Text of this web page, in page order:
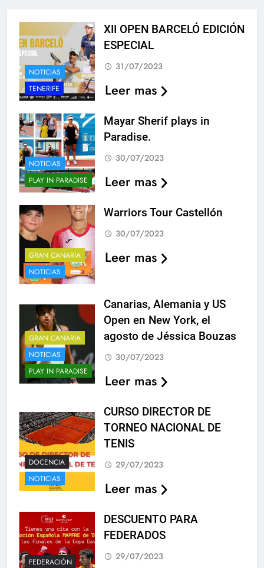
NOTICIAS
TENERIFE
XII OPEN BARCELÓ EDICIÓN
ESPECIAL
31/07/2023
Leer mas
NOTICIAS
PLAY IN PARADISE
Mayar Sherif plays in
Paradise.
30/07/2023
Leer mas
GRAN CANARIA
NOTICIAS
Warriors Tour Castellón
30/07/2023
Leer mas
GRAN CANARIA
NOTICIAS
PLAY IN PARADISE
Canarias, Alemania y US
Open en New York, el
agosto de Jéssica Bouzas
30/07/2023
Leer mas
DOCENCIA
NOTICIAS
CURSO DIRECTOR DE
TORNEO NACIONAL DE
TENIS
29/07/2023
Leer mas
FEDERACIÓN
DESCUENTO PARA
FEDERADOS
29/07/2023